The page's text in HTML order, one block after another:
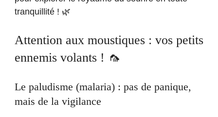
tranquillité ! 🌿
Attention aux moustiques : vos petits
ennemis volants ! 🦟
Le paludisme (malaria) : pas de panique,
mais de la vigilance